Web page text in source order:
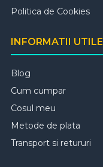
Politica de Cookies
INFORMATII UTILE
Blog
Cum cumpar
Cosul meu
Metode de plata
Transport si retururi